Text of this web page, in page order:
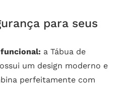
para seus
funcional: a Tábua de
um design moderno e
perfeitamente com